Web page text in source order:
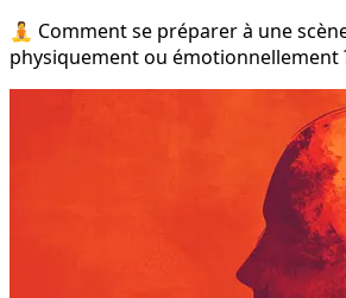
🧘‍ Comment se préparer à une
physiquement ou émotionnellement